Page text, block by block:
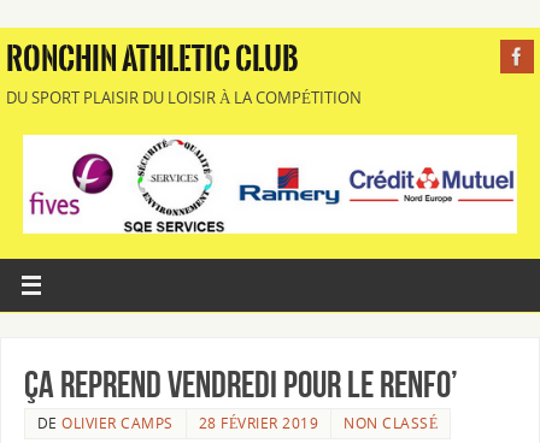
RONCHIN ATHLETIC CLUB
DU SPORT PLAISIR DU LOISIR À LA COMPÉTITION
ça reprend Vendredi pour le RENFO’
DEOLIVIER CAMPS 28 FÉVRIER 2019 NON CLASSÉ